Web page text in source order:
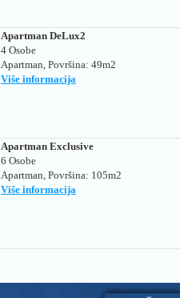
Apartman DeLux2
4 Osobe
Apartman, Površina: 49m2
Više informacija
Apartman Exclusive
6 Osobe
Apartman, Površina: 105m2
Više informacija